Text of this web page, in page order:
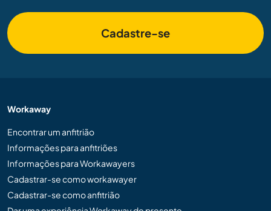
Cadastre-se
Workaway
Encontrar um anfitrião
Informações para anfitriões
Informações para Workawayers
Cadastrar-se como workawayer
Cadastrar-se como anfitrião